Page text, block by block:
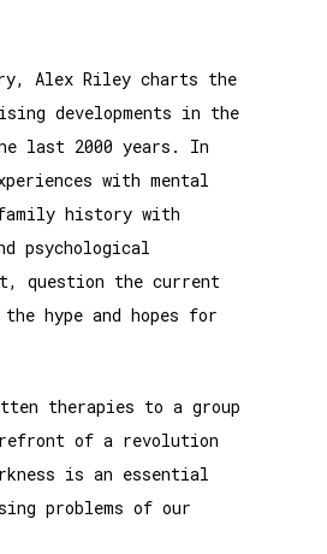
Alex Riley charts the
developments in the
last 2000 years. In
with mental
history with
psychological
question the current
hype and hopes for
therapies to a group
of a revolution
is an essential
problems of our